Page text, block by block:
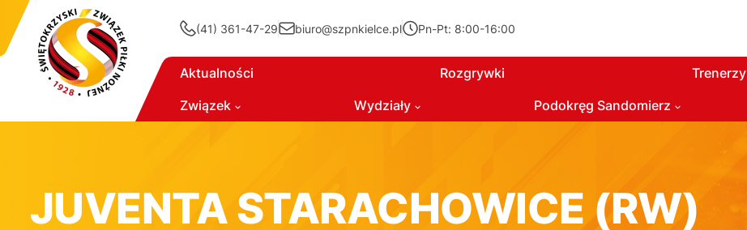
(41) 361-47-29 biuro@szpnkielce.pl Pn-Pt: 8:00-16:00
Związek
Aktualności
Wydziały
Rozgrywki
Podokręg Sandomierz
Trenerzy
JUVENTA STARACHOWICE (RW)